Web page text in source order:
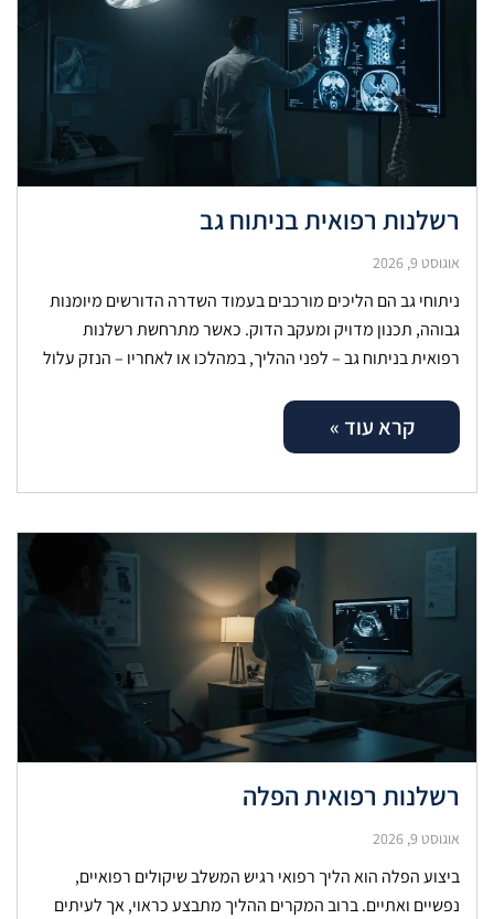
רשלנות רפואית בניתוח גב
אוגוסט 9, 2026
ניתוחי גב הם הליכים מורכבים בעמוד השדרה הדורשים מיומנות
גבוהה, תכנון מדויק ומעקב הדוק. כאשר מתרחשת רשלנות
רפואית בניתוח גב – לפני ההליך, במהלכו או לאחריו – הנזק עלול
קרא עוד »
רשלנות רפואית הפלה
אוגוסט 9, 2026
ביצוע הפלה הוא הליך רפואי רגיש המשלב שיקולים רפואיים,
נפשיים ואתיים. ברוב המקרים ההליך מתבצע כראוי, אך לעיתים